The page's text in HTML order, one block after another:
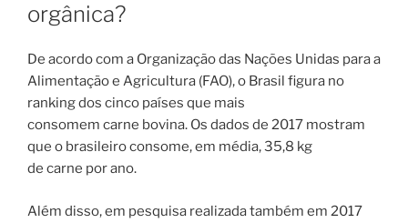
orgânica?
De acordo com a Organização das Nações Unidas para a
Alimentação e Agricultura (FAO), o Brasil figura no
ranking dos cinco países que mais
consomem carne bovina. Os dados de 2017 mostram
que o brasileiro consome, em média, 35,8 kg
de carne por ano.
Além disso, em pesquisa realizada também em 2017